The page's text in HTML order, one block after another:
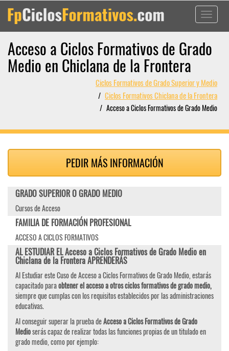
Toggle
Acceso a Ciclos Formativos de Grado
Medio en Chiclana de la Frontera
Ciclos Formativos de Grado Superior y Medio
Ciclos Formativos Chiclana de la Frontera
Acceso a Ciclos Formativos de Grado Medio
PEDIR MÁS INFORMACIÓN
GRADO SUPERIOR O GRADO MEDIO
Cursos de Acceso
FAMILIA DE FORMACIÓN PROFESIONAL
ACCESO A CICLOS FORMATIVOS
AL ESTUDIAR EL Acceso a Ciclos Formativos de Grado Medio en
Chiclana de la Frontera APRENDERÁS
Al Estudiar este Cuso de Acceso a Ciclos Formativos de Grado Medio, estarás
capacitado paraobtener el acceso a otros ciclos formativos de grado medio,
siempre que cumplas con los requisitos establecidos por las administraciones
educativas.
Al conseguir superar la prueba deAcceso a Ciclos Formativos de Grado
Medioserás capaz de realizar todas las funciones propias de un titulado en
grado medio, como por ejemplo: